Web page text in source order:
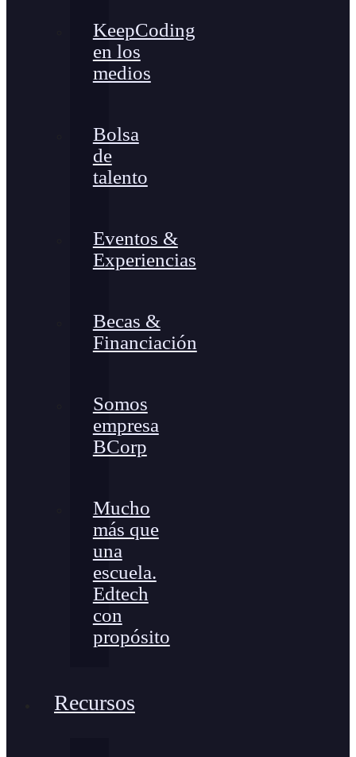
KeepCoding
en los
medios
Bolsa
de
talento
Eventos &
Experiencias
Becas &
Financiación
Somos
empresa
BCorp
Mucho
más que
una
escuela.
Edtech
con
propósito
Recursos